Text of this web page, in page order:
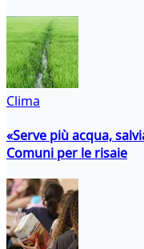
Clima
«Serve più acqua,
Comuni per le risaie